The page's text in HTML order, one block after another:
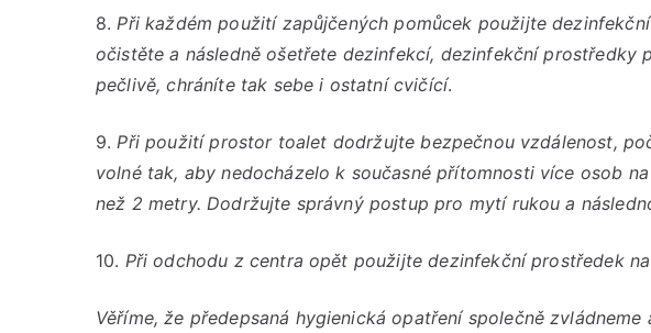
8.Při každém použití zapůjčených pomůcek použijte
očistěte a následně ošetřete dezinfekcí, dezinfekční prostředky
pečlivě, chráníte tak sebe i ostatní cvičící.
9.Při použití prostor toalet dodržujte bezpečnou vzdálenost,
volné tak, aby nedocházelo k současné přítomnosti více osob
než 2 metry. Dodržujte správný postup pro mytí rukou a
10. Při odchodu z centra opět použijte dezinfekční prostředek
Věříme, že předepsaná hygienická opatření společně